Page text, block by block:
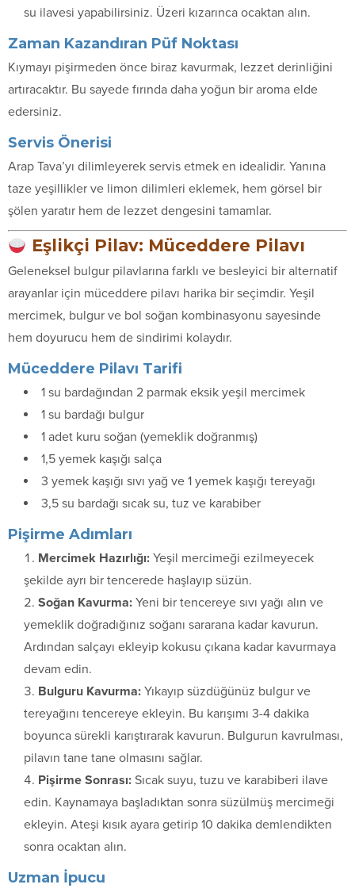
su ilavesi yapabilirsiniz. Üzeri kızarınca ocaktan alın.
Zaman Kazandıran Püf Noktası
Kıymayı pişirmeden önce biraz kavurmak, lezzet derinliğini
artıracaktır. Bu sayede fırında daha yoğun bir aroma elde
edersiniz.
Servis Önerisi
Arap Tava’yı dilimleyerek servis etmek en idealidir. Yanına
taze yeşillikler ve limon dilimleri eklemek, hem görsel bir
şölen yaratır hem de lezzet dengesini tamamlar.
Eşlikçi Pilav: Müceddere Pilavı
Geleneksel bulgur pilavlarına farklı ve besleyici bir alternatif
arayanlar için müceddere pilavı harika bir seçimdir. Yeşil
mercimek, bulgur ve bol soğan kombinasyonu sayesinde
hem doyurucu hem de sindirimi kolaydır.
Müceddere Pilavı Tarifi
1 su bardağından 2 parmak eksik yeşil mercimek
1 su bardağı bulgur
1 adet kuru soğan (yemeklik doğranmış)
1,5 yemek kaşığı salça
3 yemek kaşığı sıvı yağ ve 1 yemek kaşığı tereyağı
3,5 su bardağı sıcak su, tuz ve karabiber
Pişirme Adımları
Mercimek Hazırlığı: Yeşil mercimeği ezilmeyecek
şekilde ayrı bir tencerede haşlayıp süzün.
Soğan Kavurma: Yeni bir tencereye sıvı yağı alın ve
yemeklik doğradığınız soğanı sararana kadar kavurun.
Ardından salçayı ekleyip kokusu çıkana kadar kavurmaya
devam edin.
Bulguru Kavurma: Yıkayıp süzdüğünüz bulgur ve
tereyağını tencereye ekleyin. Bu karışımı 3-4 dakika
boyunca sürekli karıştırarak kavurun. Bulgurun kavrulması,
pilavın tane tane olmasını sağlar.
Pişirme Sonrası: Sıcak suyu, tuzu ve karabiberi ilave
edin. Kaynamaya başladıktan sonra süzülmüş mercimeği
ekleyin. Ateşi kısık ayara getirip 10 dakika demlendikten
sonra ocaktan alın.
Uzman İpucu